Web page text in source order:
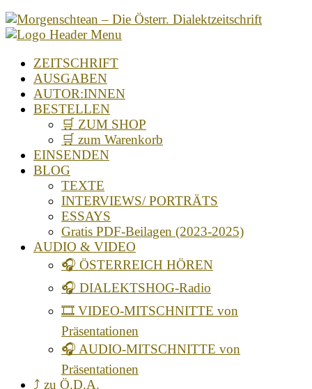
ZEITSCHRIFT
AUSGABEN
AUTOR:INNEN
BESTELLEN
🛒 ZUM SHOP
🛒 zum Warenkorb
EINSENDEN
BLOG
TEXTE
INTERVIEWS/ PORTRÄTS
ESSAYS
Gratis PDF-Beilagen (2023-2025)
AUDIO & VIDEO
🎧 ÖSTERREICH HÖREN
🎧 DIALEKTSHOG-Radio
🎞️ VIDEO-MITSCHNITTE von
Präsentationen
🎧 AUDIO-MITSCHNITTE von
Präsentationen
⤴️ zu Ö.D.A.